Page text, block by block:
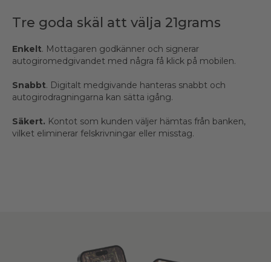
Tre goda skäl att välja 21grams
Enkelt. Mottagaren godkänner och signerar
autogiromedgivandet med några få klick på mobilen.
Snabbt. Digitalt medgivande hanteras snabbt och
autogirodragningarna kan sätta igång.
Säkert. Kontot som kunden väljer hämtas från banken,
vilket eliminerar felskrivningar eller misstag.